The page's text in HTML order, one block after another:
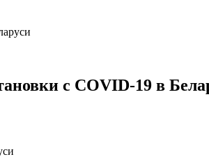
с COVID-19 в